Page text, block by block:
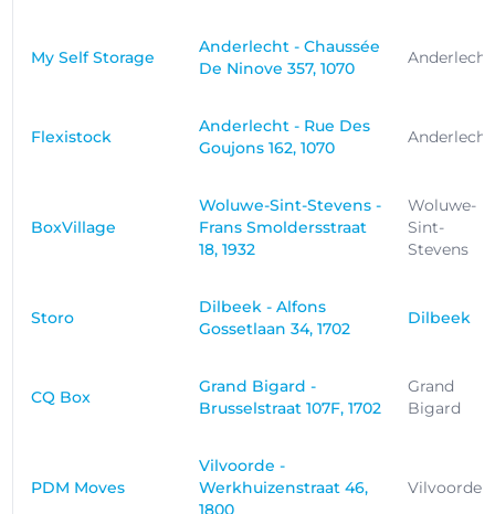
My Self Storage
Anderlecht - Chaussée
De Ninove 357, 1070
Anderlecht
Flexistock
Anderlecht - Rue Des
Goujons 162, 1070
Anderlecht
BoxVillage
Woluwe-Sint-Stevens -
Frans Smoldersstraat
18, 1932
Woluwe-
Sint-
Stevens
Storo
Dilbeek - Alfons
Gossetlaan 34, 1702
Dilbeek
CQ Box
Grand Bigard -
Brusselstraat 107F, 1702
Grand
Bigard
PDM Moves
Vilvoorde -
Werkhuizenstraat 46,
1800
Vilvoorde